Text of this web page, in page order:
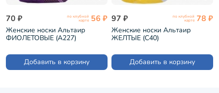
70 ₽ по клубной
карте 56 ₽
Женские носки Альтаир
ФИОЛЕТОВЫЕ (А227)
Добавить в корзину
97 ₽ по клубной
карте 78 ₽
Женские носки Альтаир
ЖЕЛТЫЕ (С40)
Добавить в корзину